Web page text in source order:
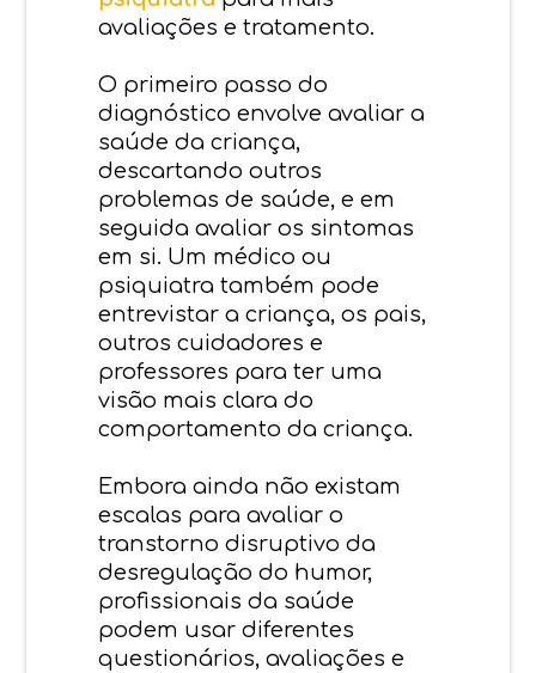
avaliações e tratamento.
O primeiro passo do
diagnóstico envolve avaliar a
saúde da criança,
descartando outros
problemas de saúde, e em
seguida avaliar os sintomas
em si. Um médico ou
psiquiatra também pode
entrevistar a criança, os pais,
outros cuidadores e
professores para ter uma
visão mais clara do
comportamento da criança.
Embora ainda não existam
escalas para avaliar o
transtorno disruptivo da
desregulação do humor,
profissionais da saúde
podem usar diferentes
questionários, avaliações e